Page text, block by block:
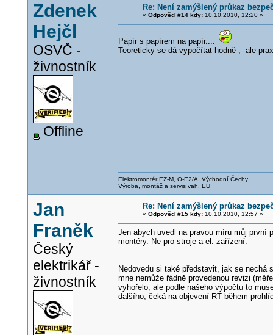
Zdenek
Hejčl
OSVČ -
živnostník
Offline
Re: Není zamýšlený průkaz
« Odpověď #14 kdy:10.10.2010, 12:20 »
Papír s papírem na papír....
Teoreticky se dá vypočítat hodně , ale
Elektromontér EZ-M, O-E2/A. Východní Čechy
Výroba, montáž a servis vah. EU
Jan
Franěk
Český
elektrikář -
živnostník
Re: Není zamýšlený průkaz
« Odpověď #15 kdy:10.10.2010, 12:57 »
Jen abych uvedl na pravou míru můj
montéry. Ne pro stroje a el. zařízení.
Nedovedu si také představit, jak se nechá
mne nemůže řádně provedenou revizi
vyhořelo, ale podle našeho výpočtu to
dalšího, čeká na objevení RT během